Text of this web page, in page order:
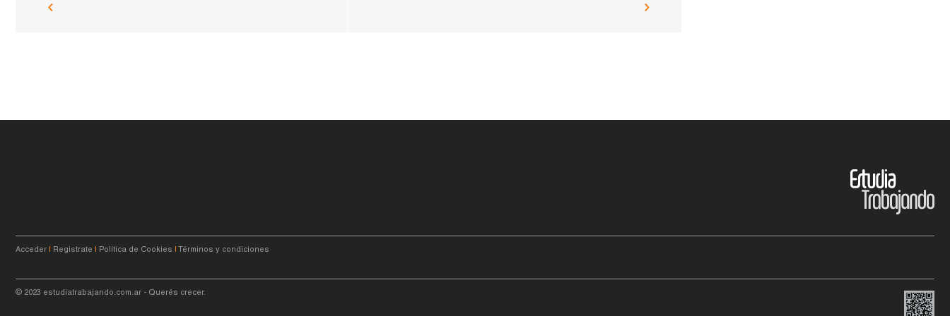
Acceder Registrate Política de Cookies Términos y condiciones
© 2023 estudiatrabajando.com.ar - Querés crecer.